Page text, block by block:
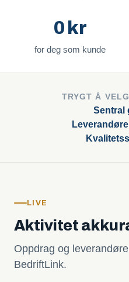
0 kr
for deg som kunde
TRYGT Å
Sentral
LIVE
Aktivitet
Oppdrag og
BedriftLink.